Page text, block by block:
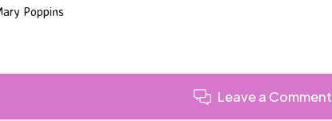
Poppins
Leave a Comment